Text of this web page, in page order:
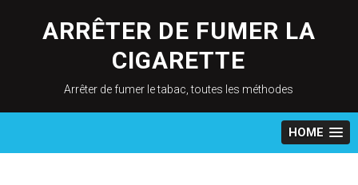
content
ARRÊTER DE FUMER LA
CIGARETTE
Arrêter de fumer le tabac, toutes les méthodes
HOME